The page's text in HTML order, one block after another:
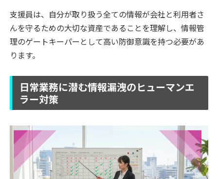
支援員は、自分が取り扱う全ての情報が会社と利用者さ
んを守るための大切な資産であることを理解し、情報管
理のゲートキーパーとして高い防御意識を持つ必要があ
ります。
日常業務に潜む情報漏洩のヒューマンエ
ラー対策